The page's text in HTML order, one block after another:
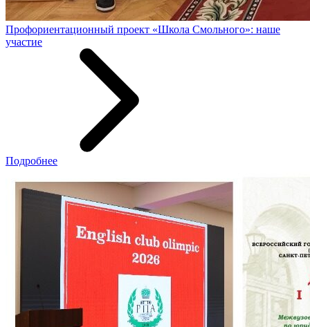
Профориентационный проект «Школа Смольного»: наше
участие
Подробнее